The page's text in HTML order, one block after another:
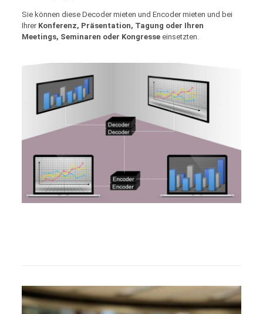
Sie können diese Decoder mieten und Encoder mieten und bei
Ihrer Konferenz, Präsentation, Tagung oder Ihren
Meetings, Seminaren oder Kongresseeinsetzten.